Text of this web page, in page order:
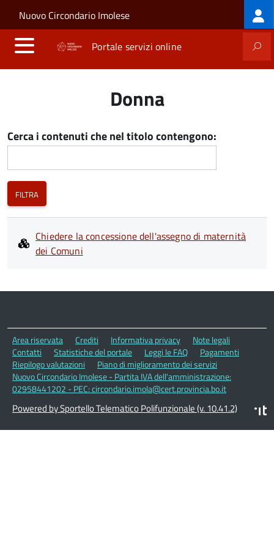
Salta al contenuto principale
Skip to site navigation
Nuovo Circondario Imolese
Portale servizi online
Donna
Cerca i contenuti che nel titolo contengono:
Chiedere la concessione dell'assegno di maternità
dei Comuni
Area riservata Crediti Informativa privacy
Note legali
Contatti
Statistiche del portale Leggi le FAQ
Pagamenti
Riepilogo valutazioni
Piano di miglioramento dei servizi
Nuovo Circondario Imolese - Partita IVA dell'amministrazione:
02958441202 - PEC: circondario.imola@cert.provincia.bo.it
Powered by Sportello Telematico Polifunzionale (v. 10.41.2)